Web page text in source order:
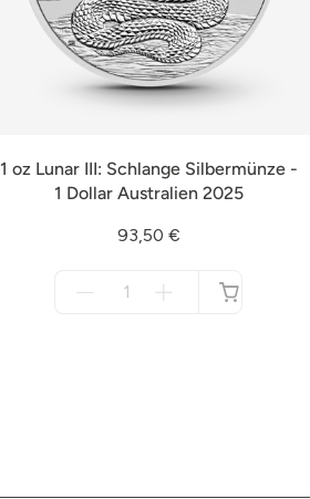
1 oz Lunar III: Schlange Silbermünze -
1 Dollar Australien 2025
93,50 €